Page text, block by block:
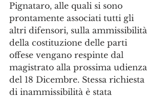
Pignataro, alle quali si sono
prontamente associati tutti gli
altri difensori, sulla ammissibilità
della costituzione delle parti
offese vengano respinte dal
magistrato alla prossima udienza
del 18 Dicembre. Stessa richiesta
di inammissibilità è stata